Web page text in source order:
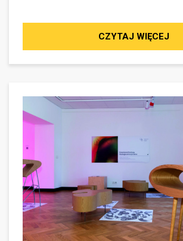
CZYTAJ WIĘCEJ